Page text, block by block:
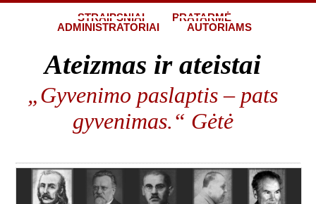
STRAIPSNIAI
PRATARMĖ
ADMINISTRATORIAI
AUTORIAMS
Ateizmas ir ateistai
„Gyvenimo paslaptis – pats
gyvenimas.“ Gėtė